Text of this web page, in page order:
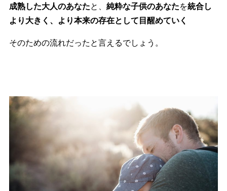
成熟した大人のあなたと、 純粋な子供のあなたを統合し
より大きく、より本来の存在として目醒めていく
そのための流れだったと言えるでしょう。